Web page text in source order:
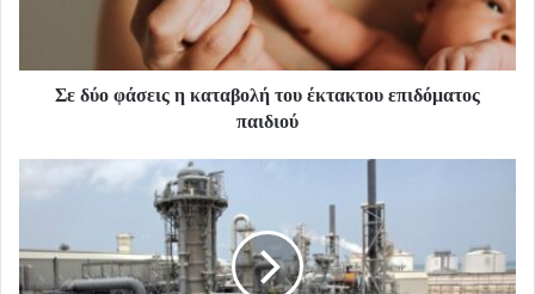
Σε δύο φάσεις η καταβολή του έκτακτου επιδόματος
παιδιού